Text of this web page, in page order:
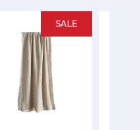
SALE